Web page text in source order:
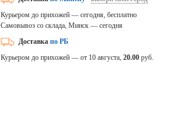
Курьером до прихожей — сегодня, бесплатно
Самовывоз со склада, Минск — сегодня
Доставка по РБ
Курьером до прихожей — от 10 августа, 20.00 руб.